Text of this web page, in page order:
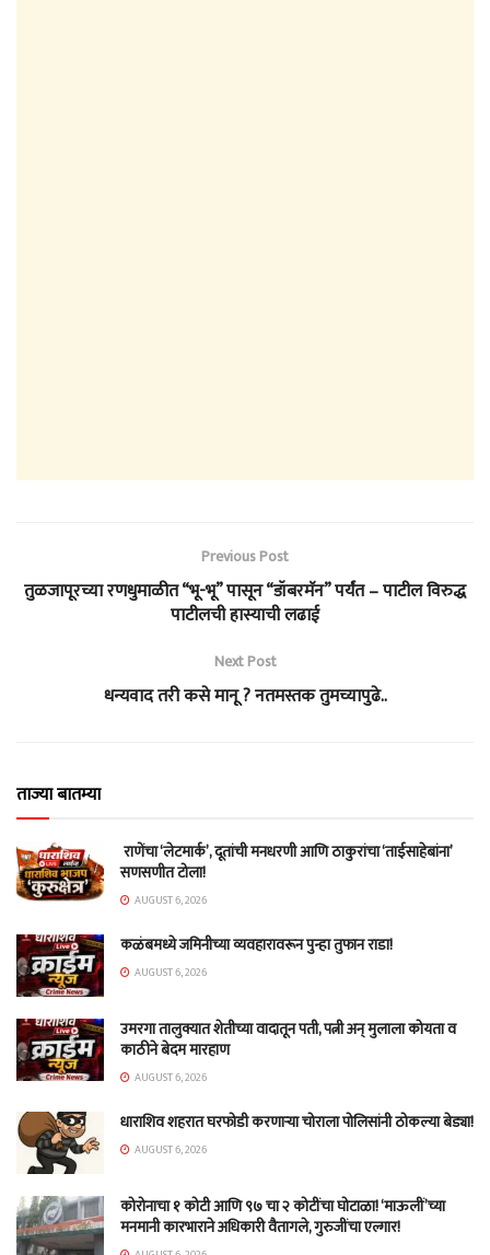
Previous Post
तुळजापूरच्या रणधुमाळीत “भू-भू” पासून “डॉबरमॅन” पर्यंत – पाटील विरुद्ध
पाटीलची हास्याची लढाई
Next Post
धन्यवाद तरी कसे मानू ? नतमस्तक तुमच्यापुढे..
ताज्या बातम्या
राणेंचा ‘लेटमार्क’, दूतांची मनधरणी आणि ठाकुरांचा ‘ताईसाहेबांना’
सणसणीत टोला!
AUGUST 6, 2026
कळंबमध्ये जमिनीच्या व्यवहारावरून पुन्हा तुफान राडा!
AUGUST 6, 2026
उमरगा तालुक्यात शेतीच्या वादातून पती, पत्नी अन् मुलाला कोयता व
काठीने बेदम मारहाण
AUGUST 6, 2026
धाराशिव शहरात घरफोडी करणाऱ्या चोराला पोलिसांनी ठोकल्या बेड्या!
AUGUST 6, 2026
कोरोनाचा १ कोटी आणि ९७ चा २ कोटींचा घोटाळा! ‘माऊलीं’च्या
मनमानी कारभाराने अधिकारी वैतागले, गुरुजींचा एल्गार!